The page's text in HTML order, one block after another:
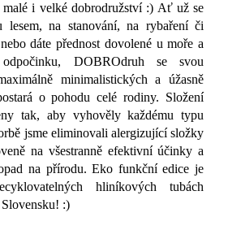
malé i velké dobrodružství :) Ať už se
lesem, na stanování, na rybaření či
dáte přednost dovolené u moře a
DOBROdruh se svou
minimalistických a úžasně
o pohodu celé rodiny. Složení
tak, aby vyhověly každému typu
jsme eliminovali alergizující složky
na všestranně efektivní účinky a
na přírodu. Eko funkční edice je
hliníkových tubách
:)